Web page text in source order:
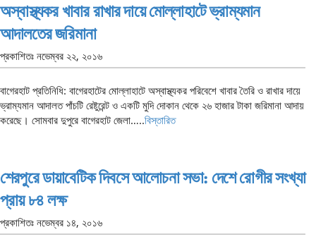
অস্বাস্থ্যকর খাবার রাখার দায়ে মোল্লাহাটে ভ্রাম্যমান
আদালতের জরিমানা
প্রকাশিতঃ নভেম্বর ২২, ২০১৬
বাগেরহাট প্রতিনিধি: বাগেরহাটের মোল্লাহাটে অস্বাস্থ্যকর পরিবেশে খাবার তৈরি ও রাখার দায়ে
ভ্রাম্যমান আদালত পাঁচটি রেষ্টুরেন্ট ও একটি মুদি দোকান থেকে ২৬ হাজার টাকা জরিমানা আদায়
করেছে। সোমবার দুপুরে বাগেরহাট জেলা…..বিস্তারিত
শেরপুরে ডায়াবেটিক দিবসে আলোচনা সভা: দেশে রোগীর সংখ্যা
প্রায় ৮৪ লক্ষ
প্রকাশিতঃ নভেম্বর ১৪, ২০১৬